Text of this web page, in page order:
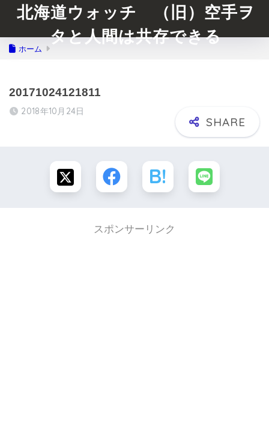
北海道ウォッチ （旧）空手ヲ
タと人間は共存できる
ホーム
20171024121811
2018年10月24日
スポンサーリンク